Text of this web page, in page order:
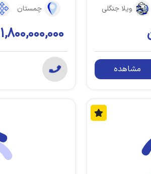
ویلا جنگلی
مشاهده
چمستان
1,800,000,000 تومــان